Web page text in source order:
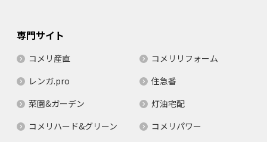
専門サイト
コメリ産直
コメリリフォーム
レンガ.pro
住急番
菜園&ガーデン
灯油宅配
コメリハード&グリーン
コメリパワー